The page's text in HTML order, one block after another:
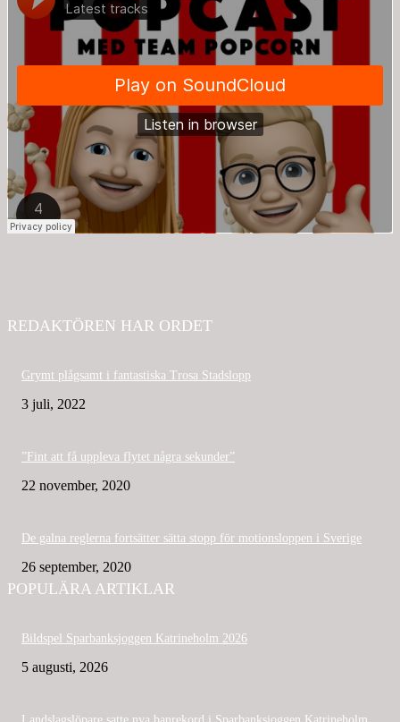
REDAKTÖREN HAR ORDET
Grymt plågsamt i fantastiska Trosa Stadslopp
3 juli, 2022
”Fint att få uppleva flytet några sekunder”
22 november, 2020
De galna reglerna fortsätter sätta stopp för motionsloppen i Sverige
26 september, 2020
POPULÄRA ARTIKLAR
Bildspel Sparbanksjoggen Katrineholm 2026
5 augusti, 2026